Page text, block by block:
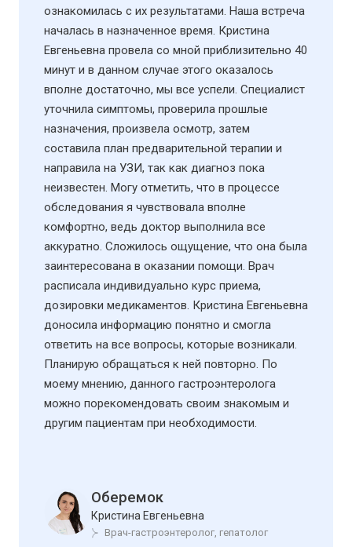
ознакомилась с их результатами. Наша встреча
началась в назначенное время. Кристина
Евгеньевна провела со мной приблизительно 40
минут и в данном случае этого оказалось
вполне достаточно, мы все успели. Специалист
уточнила симптомы, проверила прошлые
назначения, произвела осмотр, затем
составила план предварительной терапии и
направила на УЗИ​, так как диагноз пока
неизвестен. Могу отметить, что в процессе
обследования я чувствовала вполне
комфортно, ведь доктор выполнила все
аккуратно. Сложилось ощущение, что она была
заинтересована в оказании помощи. Врач
расписала индивидуально курс приема,
дозировки медикаментов. Кристина Евгеньевна
доносила информацию понятно и смогла
ответить на все вопросы, которые возникали.
Планирую обращаться к ней повторно. По
моему мнению, данного гастроэнтеролога
можно порекомендовать своим знакомым и
другим пациентам при необходимости.
Оберемок
Кристина Евгеньевна
Врач-гастроэнтеролог, гепатолог